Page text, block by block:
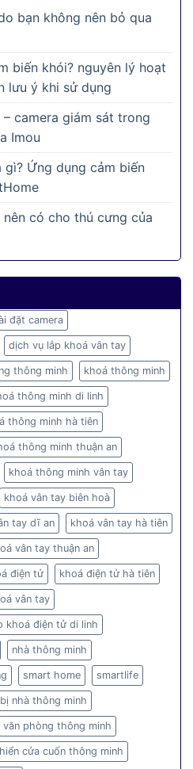
bạn không nên bỏ qua
biến khói? nguyên lý hoạt
lưu ý khi sử dụng
– camera giám sát trong
Imou
gì? Ứng dụng cảm biến
có cho thú cưng của
đặt camera
dịch vụ lắp khoá vân tay
thông minh khoá thông minh
thông minh di linh
thông minh hà tiên
thông minh thuận an
khoá thông minh vân tay
khoá vân tay biên hoà
tay dĩ an khoá vân tay hà tiên
vân tay thuận an
điện tử khoá điện tử hà tiên
vân tay
khoá điện tử di linh
nhà thông minh
smart home smartlife
nhà thông minh
văn phòng thông minh
cửa cuốn thông minh